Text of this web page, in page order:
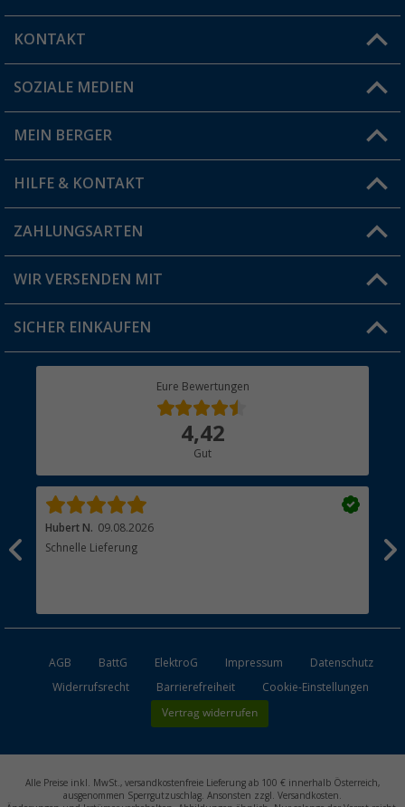
KONTAKT
Du hast eine Frage?
Filiale finden
SOZIALE MEDIEN
MEIN BERGER
Vorteilskarte
Blog
Jobs & Karriere
HILFE & KONTAKT
FAQ & Kontakt
Versandinformationen
Rücksendung
ZAHLUNGSARTEN
WIR VERSENDEN MIT
SICHER EINKAUFEN
Eure Bewertungen
4,42
Gut
Hubert N. 09.08.2026
Schnelle Lieferung
AGB BattG ElektroG Impressum
Datenschutz
Widerrufsrecht
Barrierefreiheit Cookie-Einstellungen
Vertrag widerrufen
Alle Preise inkl. MwSt., versandkostenfreie Lieferung ab 100 € innerhalb Österreich,
ausgenommen Sperrgutzuschlag. Ansonsten zzgl. Versandkosten.